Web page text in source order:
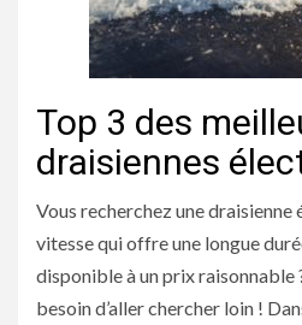
Top 3 des
draisiennes
Vous recherchez une draisienne
vitesse qui offre une longue
disponible à un prix raisonnable
besoin d’aller chercher loin !